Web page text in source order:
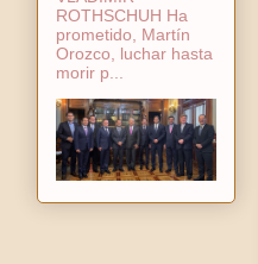
ROTHSCHUH Ha
prometido, Martín
Orozco, luchar hasta
morir p...